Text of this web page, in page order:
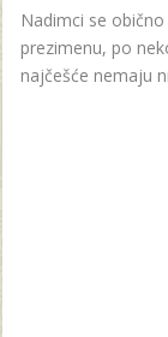
Nadimci se
prezimenu, po
najčešće nemaju